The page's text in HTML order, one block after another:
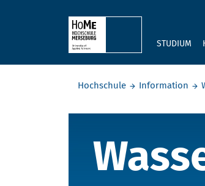
STUDIUM
Hochschule
Information